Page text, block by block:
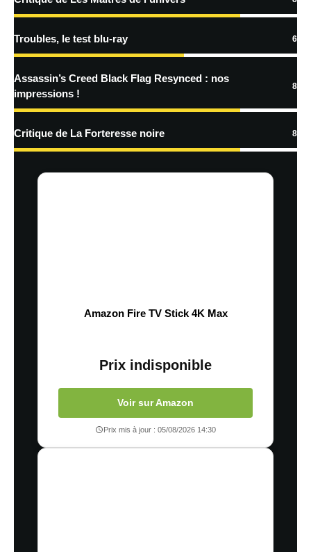
traitées
Troubles, le test blu-ray 6
Assassin’s Creed Black Flag Resynced : nos
impressions !
8
Critique de La Forteresse noire 8
Amazon Fire TV Stick 4K Max
Prix indisponible
Voir sur Amazon
Prix mis à jour : 05/08/2026 14:30